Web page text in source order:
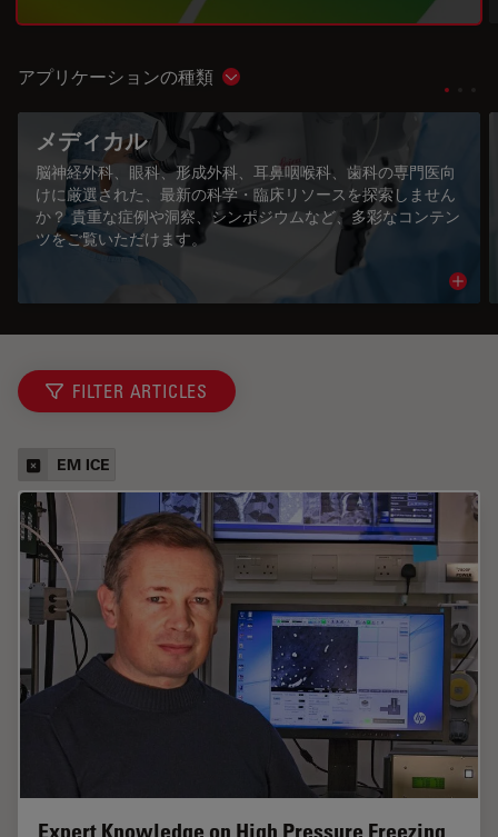
アプリケーションの種類 Show subnavigation
メディカル
脳神経外科、眼科、形成外科、耳鼻咽喉科、歯科の専門医向
けに厳選された、最新の科学・臨床リソースを探索しません
か？ 貴重な症例や洞察、シンポジウムなど、多彩なコンテン
ツをご覧いただけます。
FILTER ARTICLES
EM ICE
Expert Knowledge on High Pressure Freezing